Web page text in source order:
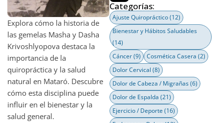
Explora cómo la historia de
las gemelas Masha y Dasha
Krivoshlyopova destaca la
importancia de la
quiropráctica y la salud
natural en Mataró. Descubre
cómo esta disciplina puede
influir en el bienestar y la
salud general.
Categorías:
Ajuste Quiropráctico(12)
Bienestar y Hábitos Saludables
(14)
Cáncer(9) Cosmética Casera (2)
Dolor Cervical (8)
Dolor de Cabeza / Migrañas(6)
Dolor de Espalda (21)
Ejercicio / Deporte (16)